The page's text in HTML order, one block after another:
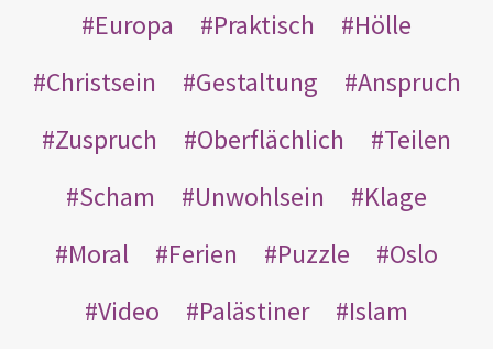
Europa
Praktisch
Hölle
Christsein
Gestaltung
Anspruch
Zuspruch
Oberflächlich
Teilen
Scham
Unwohlsein
Klage
Moral
Ferien Puzzle
Oslo
Video
Palästiner
Islam